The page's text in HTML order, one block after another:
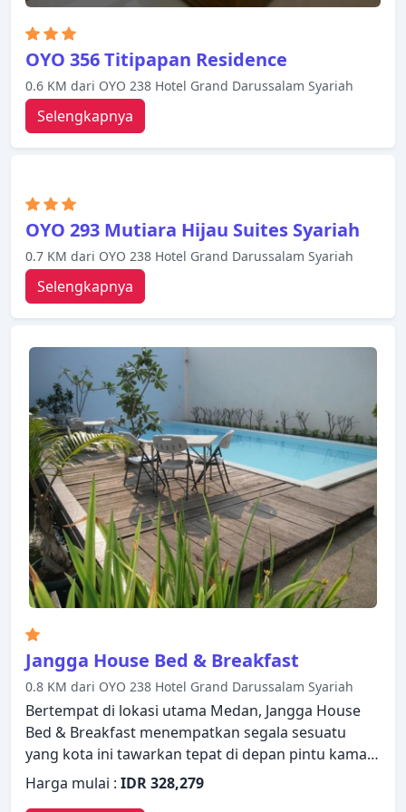
OYO 356 Titipapan Residence
0.6 KM dari OYO 238 Hotel Grand Darussalam Syariah
Selengkapnya
OYO 293 Mutiara Hijau Suites Syariah
0.7 KM dari OYO 238 Hotel Grand Darussalam Syariah
Selengkapnya
Jangga House Bed & Breakfast
0.8 KM dari OYO 238 Hotel Grand Darussalam Syariah
Bertempat di lokasi utama Medan, Jangga House
Bed & Breakfast menempatkan segala sesuatu
yang kota ini tawarkan tepat di depan pintu kamar
Anda. Hotel ini menawarkan standar pelayanan dan
fasilitas yang tinggi untuk memenuhi setiap
Harga mulai : IDR 328,279